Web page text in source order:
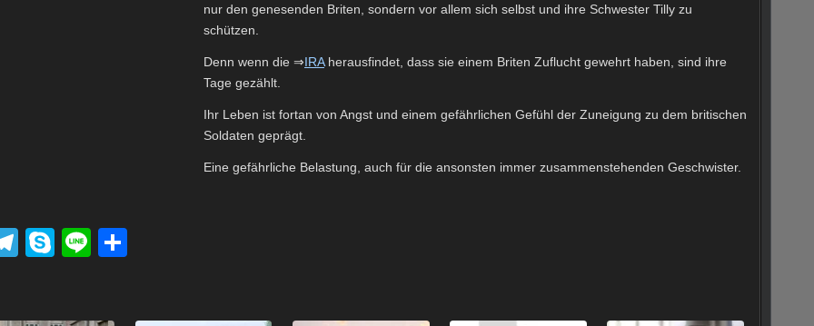
nur den genesenden Briten, sondern vor allem sich selbst und ihre Schwester Tilly zu
schützen.
Denn wenn die ⇒IRAherausfindet, dass sie einem Briten Zuflucht gewehrt haben, sind ihre
Tage gezählt.
Ihr Leben ist fortan von Angst und einem gefährlichen Gefühl der Zuneigung zu dem britischen
Soldaten geprägt.
Eine gefährliche Belastung, auch für die ansonsten immer zusammenstehenden Geschwister.
T
S
Li